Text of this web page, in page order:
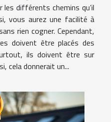
différents chemins qu’il
vous aurez une facilité à
rien cogner. Cependant,
doivent être placés des
ils doivent être sur
cela donnerait un...